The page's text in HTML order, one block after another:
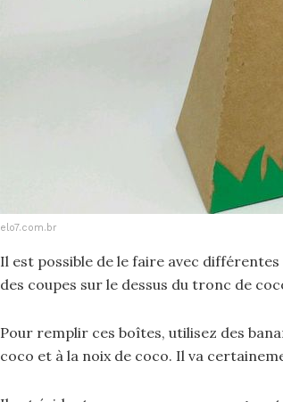
elo7.com.br
Il est possible de le faire avec
des coupes sur le dessus du tronc de
Pour remplir ces boîtes, utilisez des
coco et à la noix de coco. Il va